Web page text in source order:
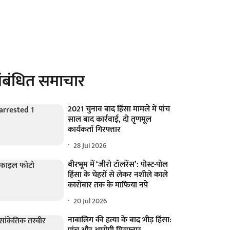
समाचार
2021 चुनाव बाद हिंसा मामले में पांच
साल बाद कार्रवाई, दो तृणमूल
कार्यकर्ता गिरफ्तार
28 Jul 2026
बीरभूम में ‘जीरो टॉलरेंस’: पोस्ट-पोल
हिंसा के चेहरों से लेकर नशीले काले
कारोबार तक के माफिया नपे
20 Jul 2026
नाबालिग की हत्या के बाद भीड़ हिंसा: